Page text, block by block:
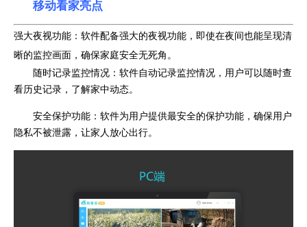
移动看家亮点
强大夜视功能：软件配备强大的夜视功能，即使在夜间也能呈现清
晰的监控画面，确保家庭安全无死角。
随时记录监控情况：软件自动记录监控情况，用户可以随时查
看历史记录，了解家中动态。
安全保护功能：软件为用户提供最安全的保护功能，确保用户
隐私不被泄露，让家人放心出行。